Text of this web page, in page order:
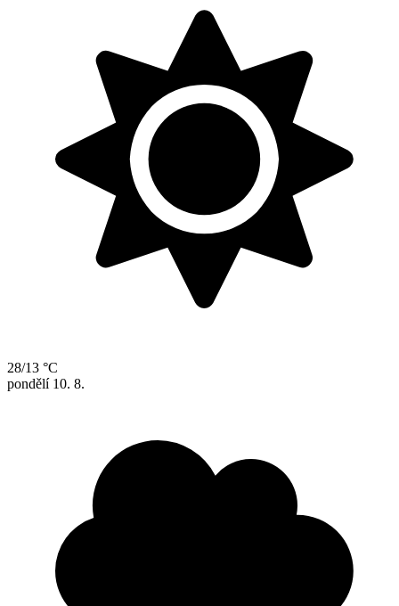
28/13 °C
pondělí 10. 8.